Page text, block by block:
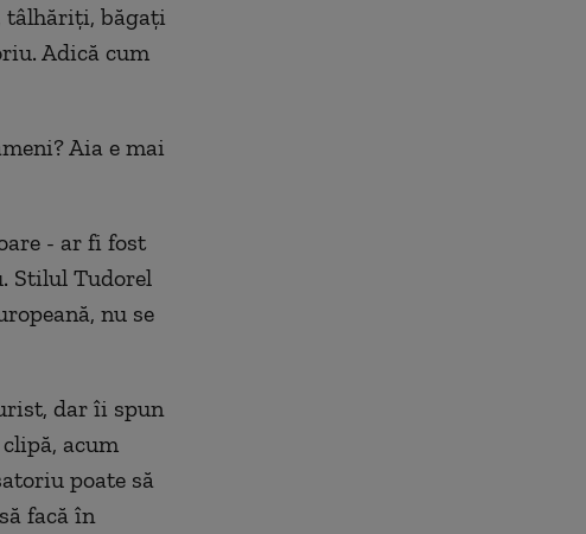
tâlhăriți, băgați
Adică cum
Aia e mai
- ar fi fost
Stilul Tudorel
nu se
dar îi spun
acum
poate să
facă în